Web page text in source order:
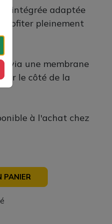
intégrée adaptée
profiter pleinement
via une membrane
le côté de la
à l'achat chez
PANIER